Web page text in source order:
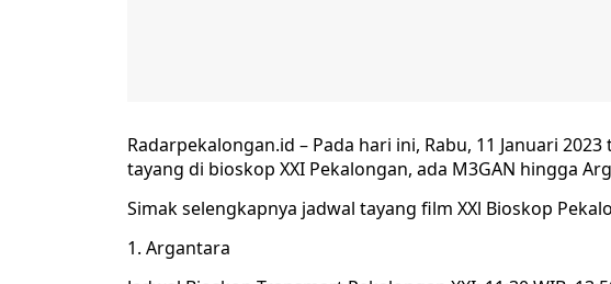
Radarpekalongan.id – Pada hari ini, Rabu, 11 Januari
tayang di bioskop XXI Pekalongan, ada M3GAN hingga
Simak selengkapnya jadwal tayang film XXl Bioskop
Argantara